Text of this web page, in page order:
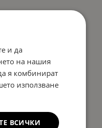
и да
на нашия
я комбинират
използване
ВСИЧКИ